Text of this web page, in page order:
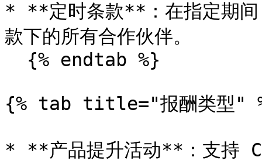
* **定时条款**：在指定期间
款下的所有合作伙伴。
{% tab title="报酬类型"
* **产品提升活动**：支持